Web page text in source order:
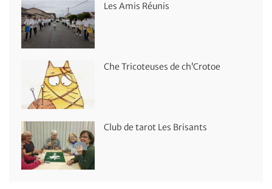
Les Amis Réunis
Che Tricoteuses de ch’Crotoe
Club de tarot Les Brisants